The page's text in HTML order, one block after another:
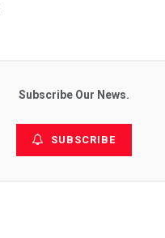
Subscribe Our News.
SUBSCRIBE